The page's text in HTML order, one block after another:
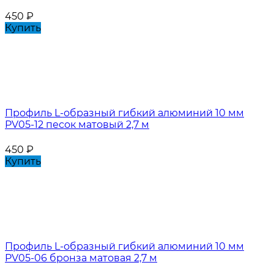
450 ₽
Купить
Профиль L-образный гибкий алюминий 10 мм
PV05-12 песок матовый 2,7 м
450 ₽
Купить
Профиль L-образный гибкий алюминий 10 мм
PV05-06 бронза матовая 2,7 м